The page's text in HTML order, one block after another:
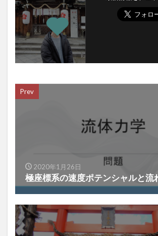
Prev
2020年1月26日
極座標系の速度ポテンシャルと流